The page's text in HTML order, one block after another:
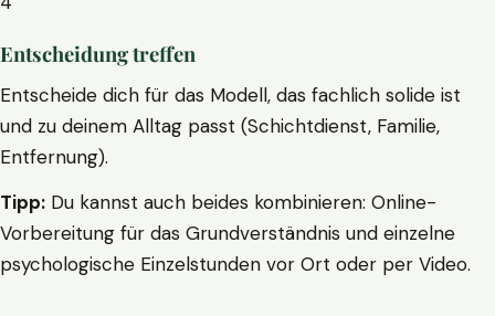
Entscheidung treffen
Entscheide dich für das Modell, das fachlich solide ist
und zu deinem Alltag passt (Schichtdienst, Familie,
Entfernung).
Tipp: Du kannst auch beides kombinieren: Online-
Vorbereitung für das Grundverständnis und einzelne
psychologische Einzelstunden vor Ort oder per Video.